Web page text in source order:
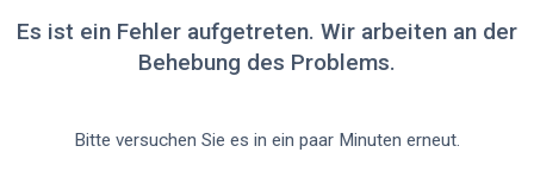
Es ist ein Fehler aufgetreten. Wir arbeiten an der
Behebung des Problems.
Bitte versuchen Sie es in ein paar Minuten erneut.